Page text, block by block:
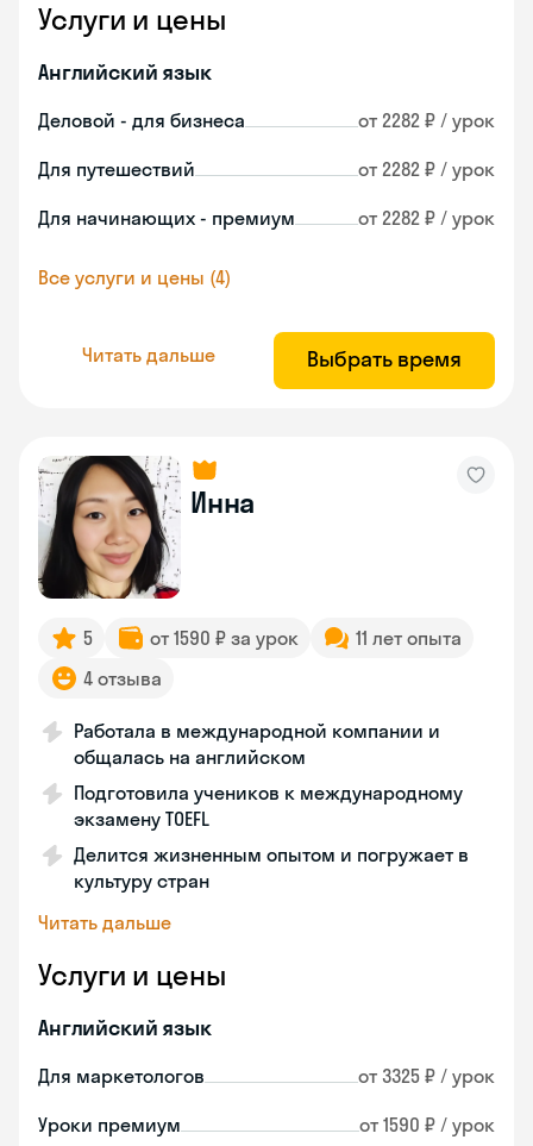
Услуги и цены
Английский язык
Деловой - для бизнеса от 2282 ₽ / урок
Для путешествий от 2282 ₽ / урок
Для начинающих - премиум от 2282 ₽ / урок
Все услуги и цены (4)
Читать дальше Выбрать время
Инна
5 от 1590 ₽ за урок
11 лет опыта
4 отзыва
Работала в международной компании и
общалась на английском
Подготовила учеников к международному
экзамену TOEFL
Делится жизненным опытом и погружает в
культуру стран
Читать дальше
Услуги и цены
Английский язык
Для маркетологов от 3325 ₽ / урок
Уроки премиум от 1590 ₽ / урок